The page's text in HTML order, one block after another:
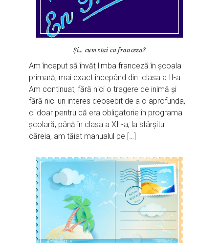
Și… cum stai cu franceza?
Am început să învăț limba franceză în școala
primară, mai exact începând din clasa a II-a.
Am continuat, fără nici o tragere de inimă și
fără nici un interes deosebit de a o aprofunda,
ci doar pentru că era obligatorie în programa
școlară, până în clasa a XII-a, la sfârșitul
căreia, am tăiat manualul pe […]